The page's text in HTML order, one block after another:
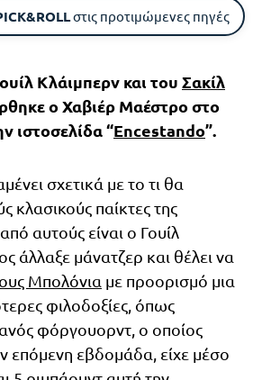
στις προτιμώμενες πηγές
Κλάιμπερν και του Σακίλ
ο Χαβιέρ Μαέστρο στο
ιστοσελίδα “Encestando”.
σχετικά με το τι θα
κλασικούς παίκτες της
από αυτούς είναι ο Γουίλ
άλλαξε μάνατζερ και θέλει να
Μπολόνια με προορισμό μια
φιλοδοξίες, όπως
φόργουορντ, ο οποίος
επόμενη εβδομάδα, είχε μέσο